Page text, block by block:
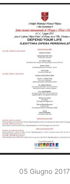
05 Giugno 2017